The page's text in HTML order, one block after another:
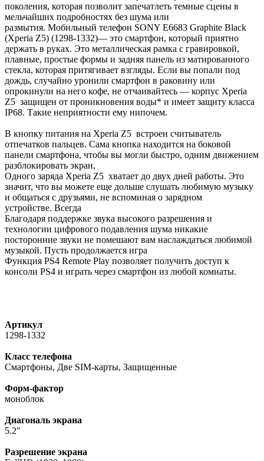
поколения, которая позволит запечатлеть темные сцены в
мельчайших подробностях без шума или
размытия. Мобильный телефон SONY E6683 Graphite Black
(Xperia Z5) (1298-1332)— это смартфон, который приятно
держать в руках. Это металлическая рамка с гравировкой,
плавные, простые формы и задняя панель из матированного
стекла, которая притягивает взгляды. Если вы попали под
дождь, случайно уронили смартфон в раковину или
опрокинули на него кофе, не отчаивайтесь — корпус Xperia
Z5 защищен от проникновения воды* и имеет защиту класса
IP68. Такие неприятности ему нипочем.
В кнопку питания на Xperia Z5 встроен считыватель
отпечатков пальцев. Сама кнопка находится на боковой
панели смартфона, чтобы вы могли быстро, одним движением
разблокировать экран,
Одного заряда Xperia Z5 хватает до двух дней работы. Это
значит, что вы можете еще дольше слушать любимую музыку
и общаться с друзьями, не вспоминая о зарядном
устройстве. Всегда
Благодаря поддержке звука высокого разрешения и
технологии цифрового подавления шума никакие
посторонние звуки не помешают вам наслаждаться любимой
музыкой. Пусть продолжается игра
Функция PS4 Remote Play позволяет получить доступ к
консоли PS4 и играть через смартфон из любой комнаты.
Артикул
1298-1332
Класс телефона
Смартфоны, Две SIM-карты, Защищенные
Форм-фактор
моноблок
Диагональ экрана
5.2"
Разрешение экрана